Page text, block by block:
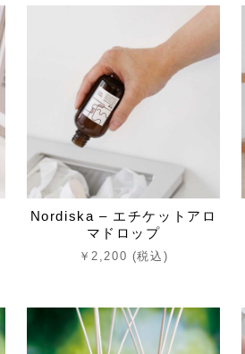
Nordiska – エチケットアロ
マドロップ
￥2,200 (税込)